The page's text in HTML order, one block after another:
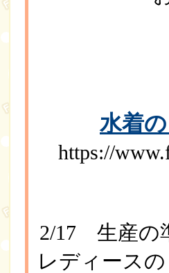
水着
https://
2/17 生産の
レディース